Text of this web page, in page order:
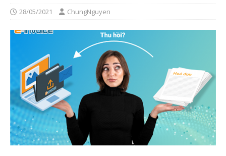
28/05/2021 ChungNguyen